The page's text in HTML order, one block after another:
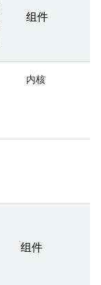
组件
内核
组件